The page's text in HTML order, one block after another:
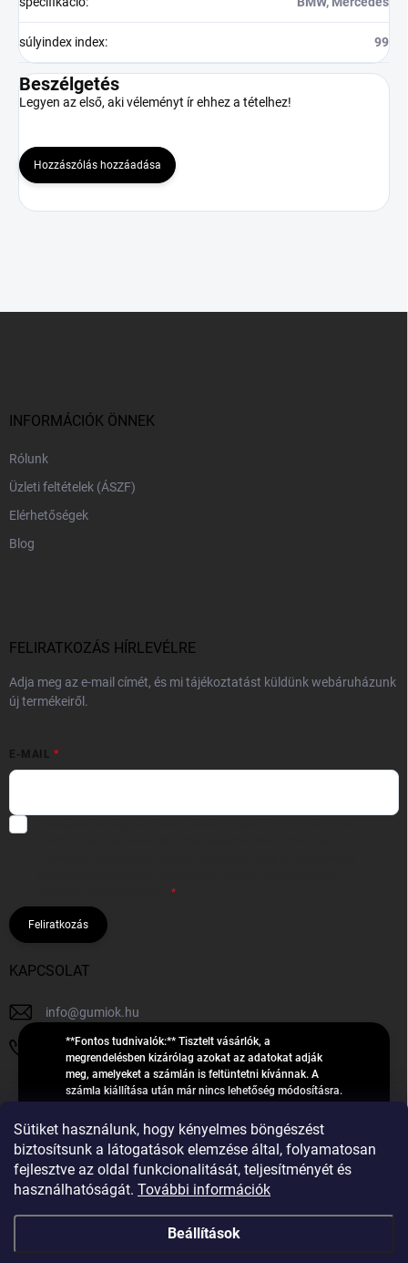
Sütiket használunk, hogy kényelmes böngészést
biztosítsunk a látogatások elemzése által, folyamatosan
fejlesztve az oldal funkcionalitását, teljesítményét és
használhatóságát. További információk
Beállítások
**Fontos tudnivalók:** Tisztelt vásárlók, a
megrendelésben kizárólag azokat az adatokat adják
meg, amelyeket a számlán is feltüntetni kívánnak. A
számla kiállítása után már nincs lehetőség módosításra.
feldolgozása” státusz alatt van lehetőség! Csak új,
**2023-ban, 2024-ben vagy 2025-ben** gyártott
gumiabroncsokat árusítunk – a gumik **pontos DOT-
számáról nem adunk felvilágosítást**! Köszönjük. A
feldolgozás alatt álló nagyszámú megrendelésre
vagy feldolgozásáról való tájékoztatásra. Csak
súlyindex index: 99
Beszélgetés
Legyen az első, aki véleményt ír ehhez a tételhez!
Hozzászólás hozzáadása
INFORMÁCIÓK ÖNNEK
Rólunk
Üzleti feltételek (ÁSZF)
Elérhetőségek
Blog
FELIRATKOZÁS HÍRLEVÉLRE
Adja meg az e-mail címét, és mi tájékoztatást küldünk webáruházunk
új termékeiről.
E-MAIL
Feliratkozás
KAPCSOLAT
info@gumiok.hu
+36705429902
R
U
K
E
R
Árukereső.hu
gumiok